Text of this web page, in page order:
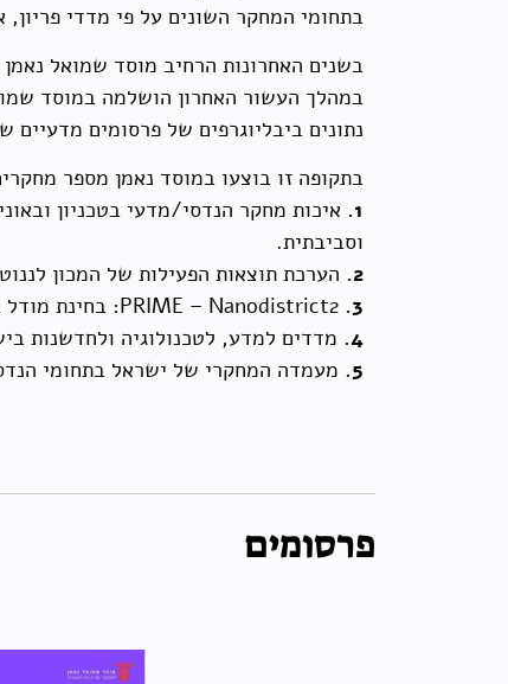
בתחומי המחקר השונים על פי מדדי פריון,
בשנים האחרונות הרחיב מוסד שמואל
במהלך העשור האחרון הושלמה במוסד
נתונים ביבליוגרפים של פרסומים
בתקופה זו בוצעו במוסד נאמן מספר
1. איכות מחקר הנדסי/מדעי בטכניון
וסביבתית.
2. הערכת תוצאות הפעילות של המכון
3.
4. מדדים למדע, לטכנולוגיה ולחדשנות
5. מעמדה המחקרי של ישראל בתחומי
פרסומים